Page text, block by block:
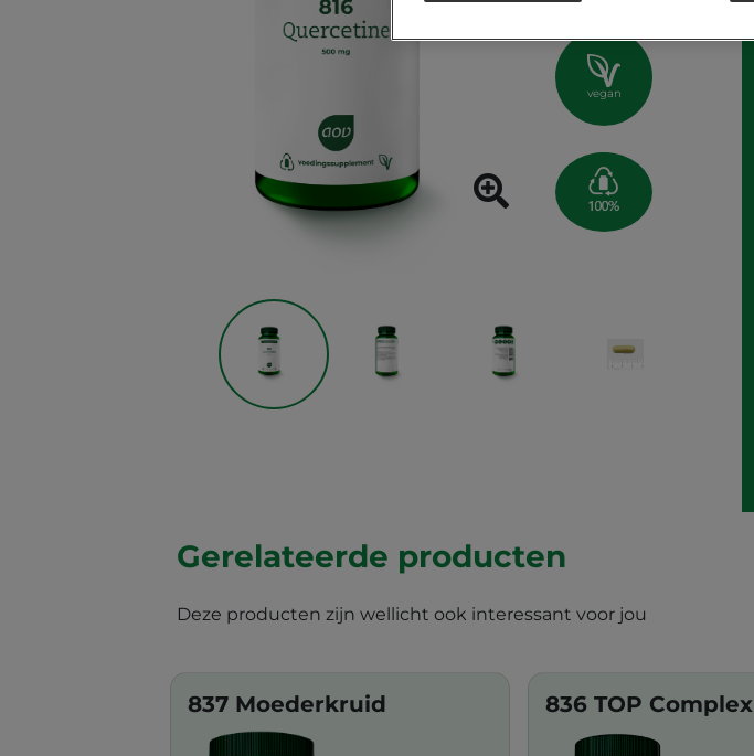
vegan
Gerelateerde producten
Deze producten zijn wellicht ook interessant voor jou
837 Moederkruid 836 TOP Complex